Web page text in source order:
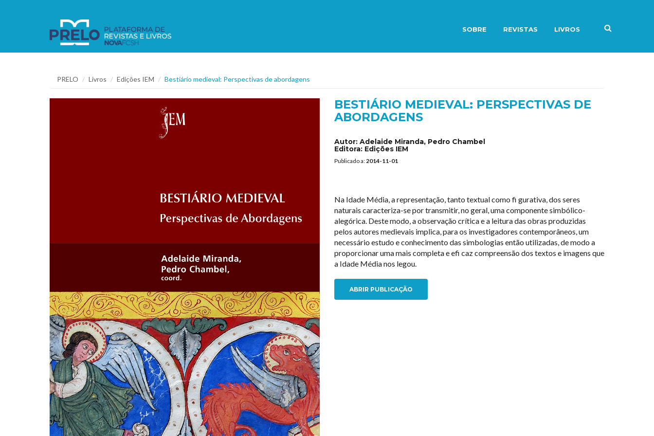
SOBRE REVISTAS LIVROS
PRELO Livros Edições IEM Bestiário medieval: Perspectivas de abordagens
BESTIÁRIO MEDIEVAL: PERSPECTIVAS DE
ABORDAGENS
Autor: Adelaide Miranda, Pedro Chambel
Editora: Edições IEM
Publicado a: 2014-11-01
Na Idade Média, a representação, tanto textual como fi gurativa, dos seres
naturais caracteriza-se por transmitir, no geral, uma componente simbólico-
alegórica. Deste modo, a observação crítica e a leitura das obras produzidas
pelos autores medievais implica, para os investigadores contemporâneos, um
necessário estudo e conhecimento das simbologias então utilizadas, de modo a
proporcionar uma mais completa e efi caz compreensão dos textos e imagens que
a Idade Média nos legou.
ABRIR PUBLICAÇÃO